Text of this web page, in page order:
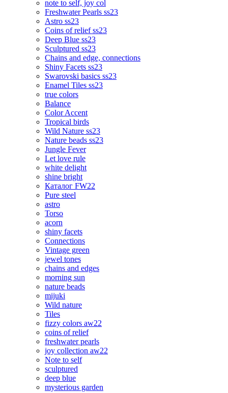
note to self, joy col
Freshwater Pearls ss23
Astro ss23
Coins of relief ss23
Deep Blue ss23
Sculptured ss23
Chains and edge, connections
Shiny Facets ss23
Swarovski basics ss23
Enamel Tiles ss23
true colors
Balance
Color Accent
Tropical birds
Wild Nature ss23
Nature beads ss23
Jungle Fever
Let love rule
white delight
shine bright
Каталог FW22
Pure steel
astro
Torso
acorn
shiny facets
Connections
Vintage green
jewel tones
chains and edges
morning sun
nature beads
mijuki
Wild nature
Tiles
fizzy colors aw22
coins of relief
freshwater pearls
joy collection aw22
Note to self
sculptured
deep blue
mysterious garden